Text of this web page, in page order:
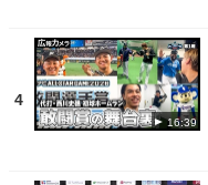
4
16:39